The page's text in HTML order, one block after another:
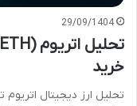
29/09/1404
خرید